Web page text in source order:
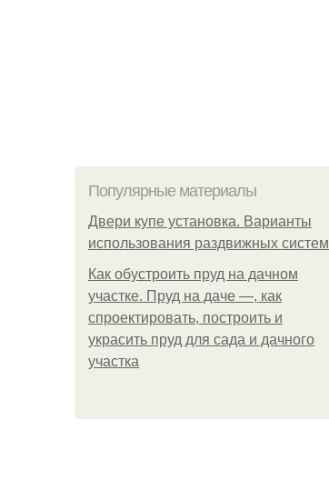
Популярные материалы
Двери купе установка. Варианты
использования раздвижных систем
Как обустроить пруд на дачном
участке. Пруд на даче —, как
спроектировать, построить и
украсить пруд для сада и дачного
участка